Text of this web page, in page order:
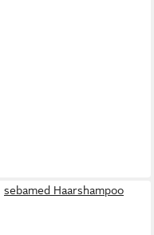
sebamed Haarshampoo